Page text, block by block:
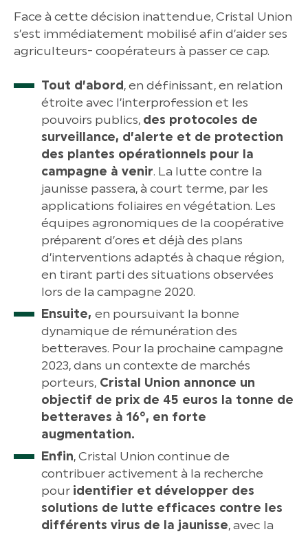
Face à cette décision inattendue, Cristal Union
s’est immédiatement mobilisé afin d’aider ses
agriculteurs- coopérateurs à passer ce cap.
Tout d’abord, en définissant, en relation
étroite avec l’interprofession et les
pouvoirs publics, des protocoles de
surveillance, d’alerte et de protection
des plantes opérationnels pour la
campagne à venir. La lutte contre la
jaunisse passera, à court terme, par les
applications foliaires en végétation. Les
équipes agronomiques de la coopérative
préparent d’ores et déjà des plans
d’interventions adaptés à chaque région,
en tirant parti des situations observées
lors de la campagne 2020.
Ensuite, en poursuivant la bonne
dynamique de rémunération des
betteraves. Pour la prochaine campagne
2023, dans un contexte de marchés
porteurs, Cristal Union annonce un
objectif de prix de 45 euros la tonne de
betteraves à 16°, en forte
augmentation.
Enfin, Cristal Union continue de
contribuer activement à la recherche
pour identifier et développer des
solutions de lutte efficaces contre les
différents virus de la jaunisse, avec la